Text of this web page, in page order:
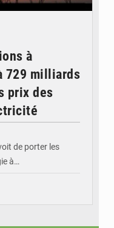
à
729 milliards
prix des
de porter les
à…